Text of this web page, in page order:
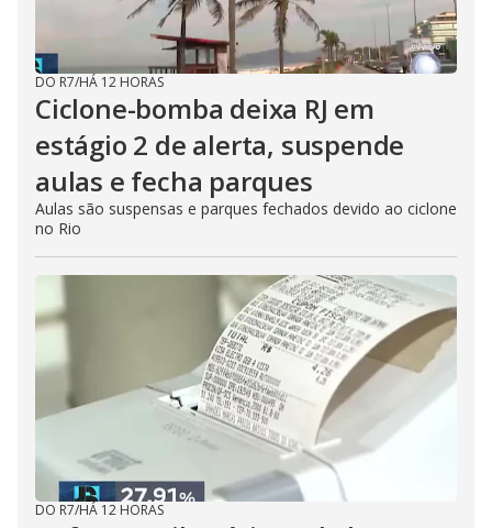
DO R7/HÁ 12 HORAS
Ciclone-bomba deixa RJ em
estágio 2 de alerta, suspende
aulas e fecha parques
Aulas são suspensas e parques fechados devido ao ciclone
no Rio
DO R7/HÁ 12 HORAS